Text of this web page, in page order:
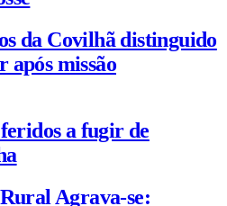
da Covilhã distinguido
após missão
a fugir de
Agrava-se: